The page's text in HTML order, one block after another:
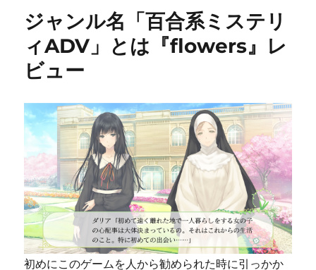
r
ク
界
の
こ
と
を
考
え
る
デ
ス・
ス
ジャンル名「百合系ミステリ
ィADV」とは『flowers』レ
ビュー
初めにこのゲームを人から勧められた時に引っかか